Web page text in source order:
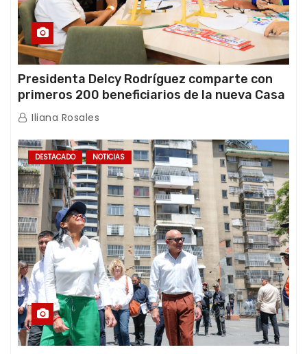
Presidenta Delcy Rodríguez comparte con
primeros 200 beneficiarios de la nueva Casa
de los Abuelos “La Primavera” en Caracas
Iliana Rosales
DESTACADO NOTICIAS